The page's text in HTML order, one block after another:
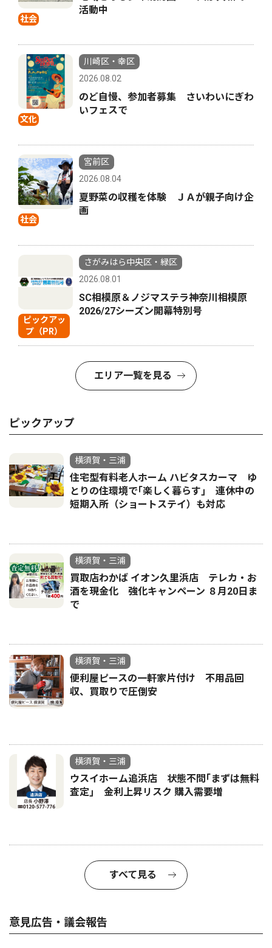
社会
活動中
文化
川崎区・幸区
2026.08.02
のど自慢、参加者募集 さいわいにぎわ
いフェスで
社会
宮前区
2026.08.04
夏野菜の収穫を体験 ＪＡが親子向け企
画
ピックアッ
プ（PR）
さがみはら中央区・緑区
2026.08.01
SC相模原＆ノジマステラ神奈川相模原
2026/27シーズン開幕特別号
エリア一覧を見る
ピックアップ
横須賀・三浦
住宅型有料老人ホーム ハビタスカーマ ゆ
とりの住環境で｢楽しく暮らす｣ 連休中の
短期入所（ショートステイ）も対応
横須賀・三浦
買取店わかば イオン久里浜店 テレカ・お
酒を現金化 強化キャンペーン ８月20日ま
で
横須賀・三浦
便利屋ピースの一軒家片付け 不用品回
収、買取りで圧倒安
横須賀・三浦
ウスイホーム追浜店 状態不問｢まずは無料
査定｣ 金利上昇リスク 購入需要増
すべて見る
意見広告・議会報告